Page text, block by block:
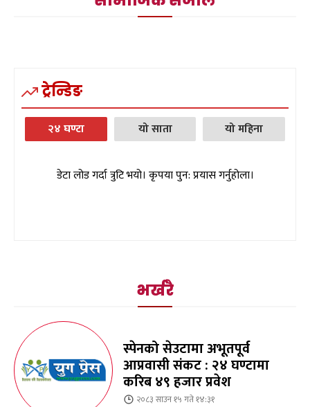
ट्रेन्डिङ
२४ घण्टा यो साता यो महिना
डेटा लोड गर्दा त्रुटि भयो। कृपया पुन: प्रयास गर्नुहोला।
भर्खरै
स्पेनको सेउटामा अभूतपूर्व
आप्रवासी संकट : २४ घण्टामा
करिब ४९ हजार प्रवेश
२०८३ साउन १५ गते १४:३१